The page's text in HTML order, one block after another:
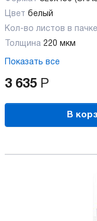
Цвет белый
Кол-во листов в пачке
Толщина 220 мкм
Показать все
3 635 Р
В